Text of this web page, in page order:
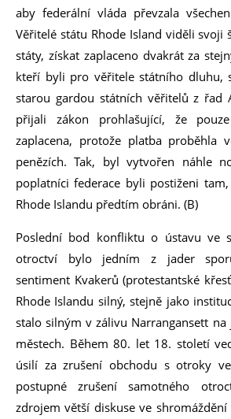
aby federální vláda převzala
Věřitelé státu Rhode Island viděli svoji
státy, získat zaplaceno dvakrát za
kteří byli pro věřitele státního dluhu,
starou gardou státních věřitelů z řad
přijali zákon prohlašující, že
zaplacena, protože platba proběhla
penězích. Tak, byl vytvořen náhle
poplatníci federace byli postiženi
Rhode Islandu předtím obráni. (B)
Poslední bod konfliktu o ústavu ve
otroctví bylo jedním z jader
sentiment Kvakerů (protestantské
Rhode Islandu silný, stejně jako
stalo silným v zálivu Narrangansett
městech. Během 80. let 18. století
úsilí za zrušení obchodu s otroky
postupné zrušení samotného
zdrojem větší diskuse ve shromáždění